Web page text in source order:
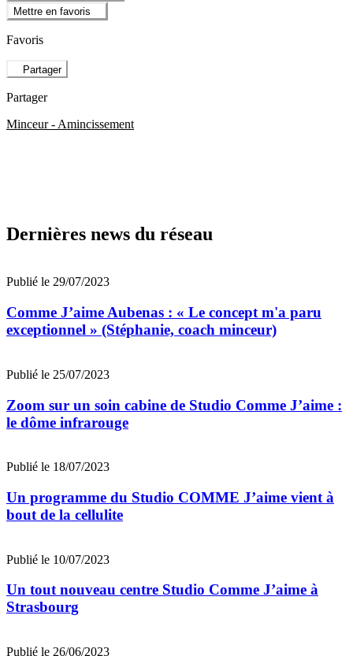
Mettre en favoris
Favoris
Partager
Partager
Minceur - Amincissement
Dernières news du réseau
Publié le 29/07/2023
Comme J’aime Aubenas : « Le concept m'a paru
exceptionnel » (Stéphanie, coach minceur)
Publié le 25/07/2023
Zoom sur un soin cabine de Studio Comme J’aime :
le dôme infrarouge
Publié le 18/07/2023
Un programme du Studio COMME J’aime vient à
bout de la cellulite
Publié le 10/07/2023
Un tout nouveau centre Studio Comme J’aime à
Strasbourg
Publié le 26/06/2023